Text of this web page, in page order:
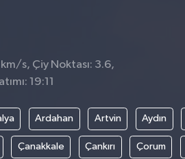
km/s, Çiy Noktası: 3.6,
19:11
Ardahan Artvin Aydın
Çanakkale Çankırı Çorum